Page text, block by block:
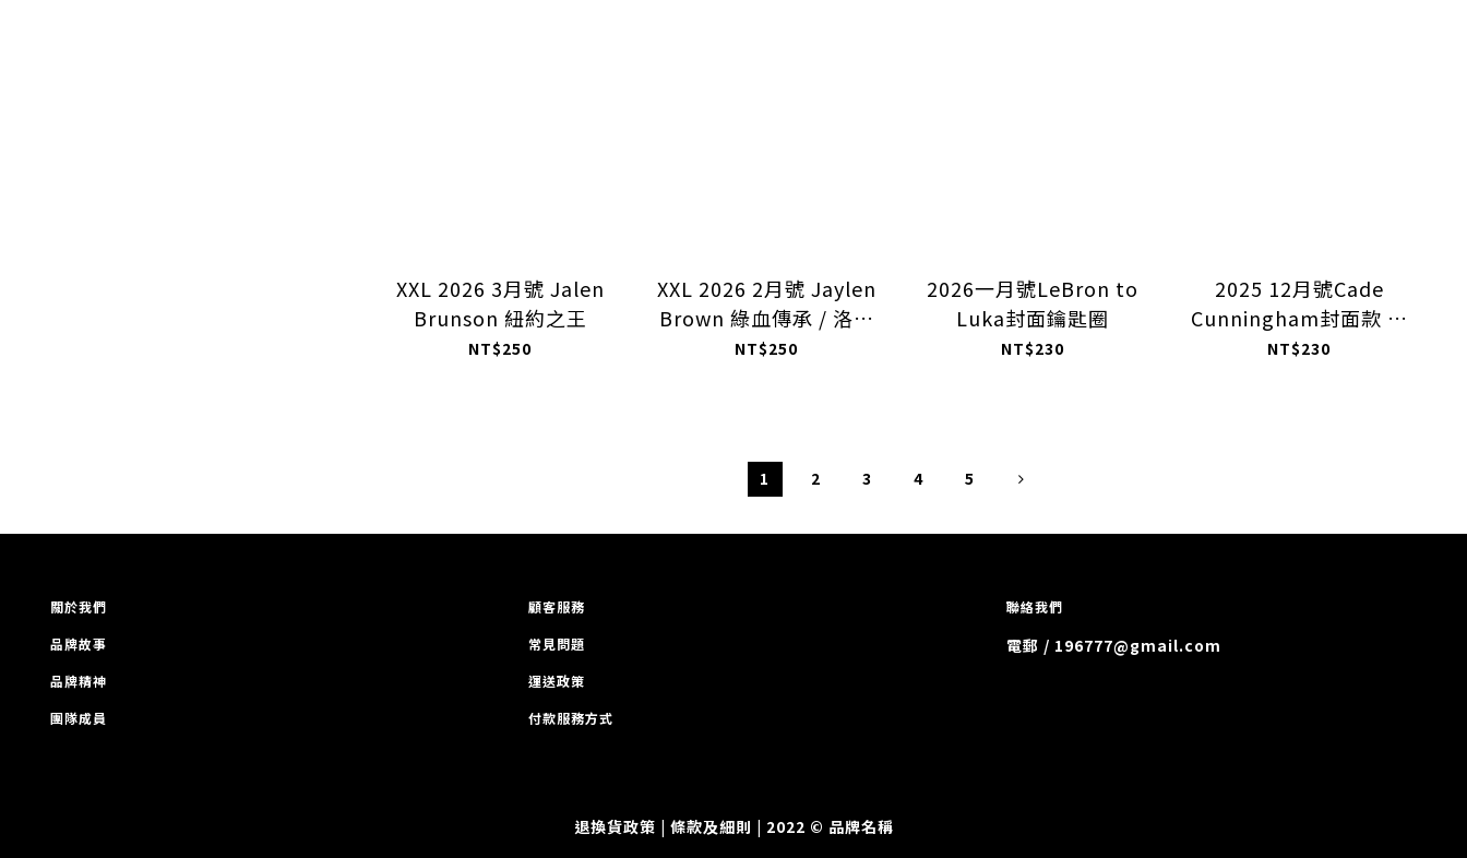
XXL 2026 3月號 Jalen
Brunson 紐約之王
NT$250
XXL 2026 2月號 Jaylen
Brown 綠血傳承 / 洛杉
磯明星賽特別封底
NT$250
2026一月號LeBron to
Luka封面鑰匙圈
NT$230
2025 12月號Cade
Cunningham封面款 鑰
匙圈
NT$230
1 2 3 4 5
關於我們
品牌故事
品牌精神
團隊成員
顧客服務
常見問題
運送政策
付款服務方式
聯絡我們
電郵 / 196777@gmail.com
退換貨政策 | 條款及細則 | 2022 © 品牌名稱